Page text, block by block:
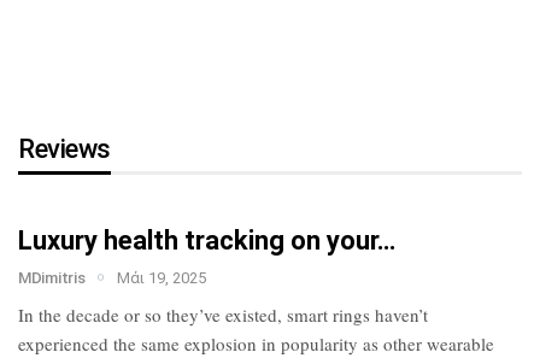
Reviews
Luxury health tracking on your…
MDimitris Μάι 19, 2025
In the decade or so they’ve existed, smart rings haven’t
experienced the same explosion in popularity as other wearable